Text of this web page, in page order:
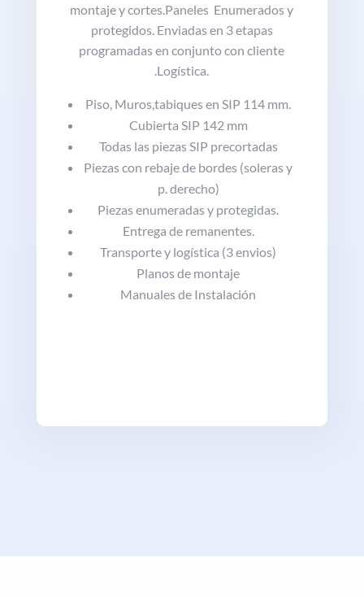
montaje y cortes.Paneles Enumerados y
protegidos. Enviadas en 3 etapas
programadas en conjunto con cliente
.Logística.
Piso, Muros,tabiques en SIP 114 mm.
Cubierta SIP 142 mm
Todas las piezas SIP precortadas
Piezas con rebaje de bordes (soleras y
p. derecho)
Piezas enumeradas y protegidas.
Entrega de remanentes.
Transporte y logística (3 envios)
Planos de montaje
Manuales de Instalación